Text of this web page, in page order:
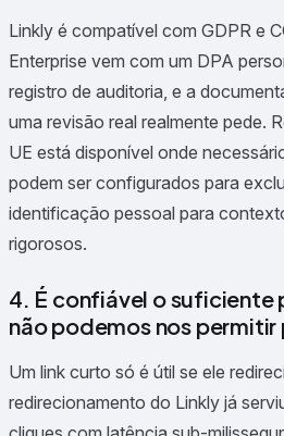
Linkly é compatível com GDPR e
Enterprise vem com um DPA
registro de auditoria, e a
uma revisão real realmente pede.
UE está disponível onde
podem ser configurados para
identificação pessoal para
rigorosos.
4. É confiável o
não podemos nos permitir
Um link curto só é útil se ele
redirecionamento do Linkly já